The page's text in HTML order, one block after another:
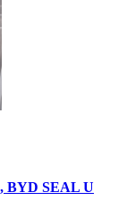
BYD SEAL U